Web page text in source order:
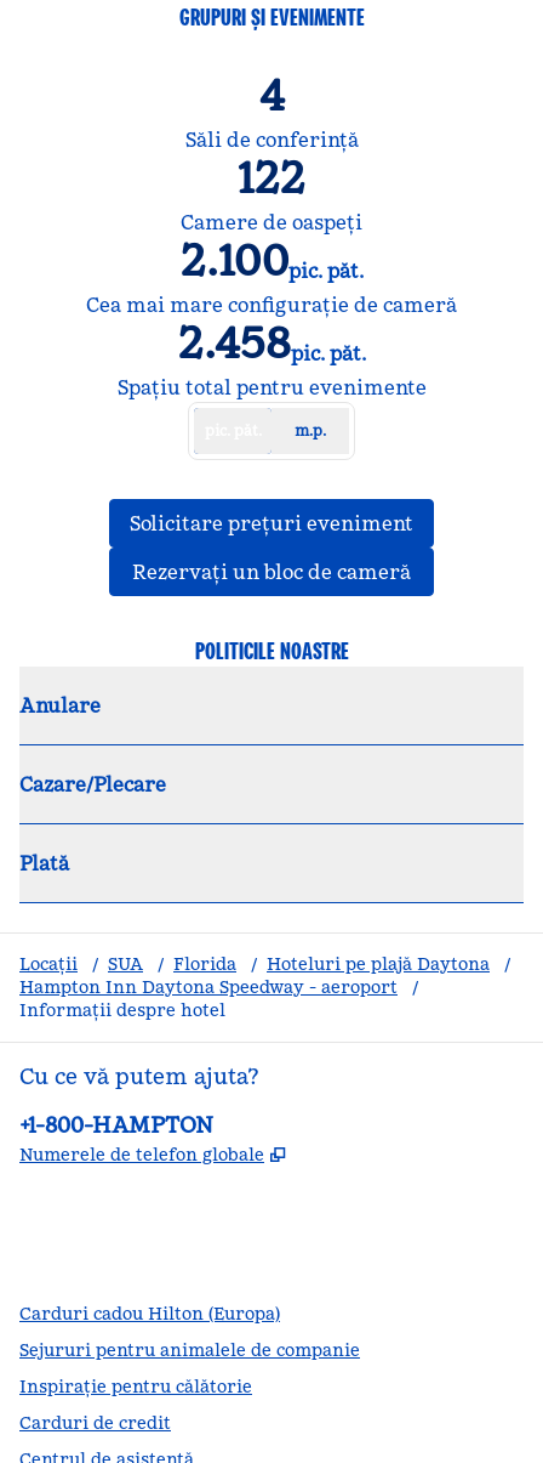
GRUPURI ȘI EVENIMENTE
4
Săli de conferință
122
Camere de oaspeţi
2.100pic. păt.
Picioare pătrate
Cea mai mare configurație de cameră
2.458pic. păt.
Picioare pătrate
Spațiu total pentru evenimente
m.p.
Solicitare prețuri eveniment
Rezervați un bloc de cameră,
POLITICILE NOASTRE
Anulare
Cazare/Plecare
Plată
Locații / SUA / Florida / Hoteluri pe plajă Daytona
/
Hampton Inn Daytona Speedway - aeroport
/
Informații despre hotel
Cu ce vă putem ajuta?
Telefon:
+1-800-HAMPTON
Numerele de telefon globale ,
Carduri cadou Hilton (Europa)
Sejururi pentru animalele de companie
Inspirație pentru călătorie
Carduri de credit